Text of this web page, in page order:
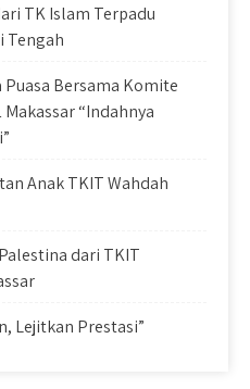
TK Islam Terpadu
Tengah
Bersama Komite
“Indahnya
Anak TKIT Wahdah
dari TKIT
Lejitkan Prestasi”